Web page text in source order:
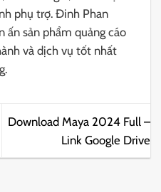
phụ trợ. Đinh Phan
ấn sản phẩm quảng cáo
và dịch vụ tốt nhất
Download Maya 2024 Full –
Link Google Drive